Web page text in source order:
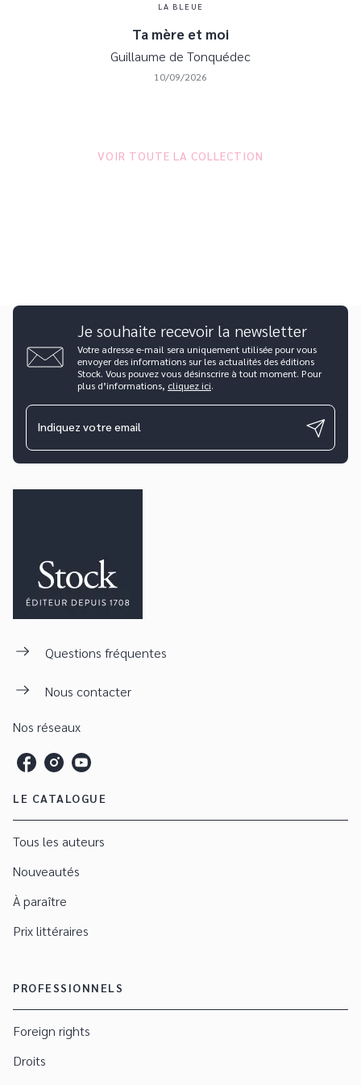
LA BLEUE
Ta mère et moi
Guillaume de Tonquédec
10/09/2026
VOIR TOUTE LA COLLECTION
Je souhaite recevoir la newsletter
Votre adresse e-mail sera uniquement utilisée pour vous
envoyer des informations sur les actualités des éditions
Stock. Vous pouvez vous désinscrire à tout moment. Pour
plus d’informations, cliquez ici.
Indiquez votre email
Questions fréquentes
Nous contacter
Nos réseaux
LE CATALOGUE
Tous les auteurs
Nouveautés
À paraître
Prix littéraires
PROFESSIONNELS
Foreign rights
Droits